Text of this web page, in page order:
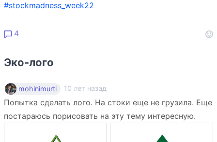
#stockmadness_week22
4
Эко-лого
mohinimurti 10 лет назад
Попытка сделать лого. На стоки еще не грузила. Еще
постараюсь порисовать на эту тему интересную.